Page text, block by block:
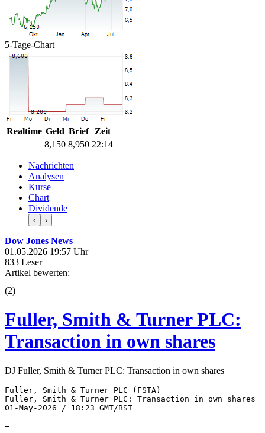
5-Tage-Chart
Realtime Geld Brief
Zeit
8,150 8,950 22:14
Nachrichten
Analysen
Kurse
Chart
Dividende
‹ ›
Dow Jones News
01.05.2026 19:57 Uhr
833 Leser
Artikel bewerten:
(2)
Fuller, Smith & Turner PLC:
Transaction in own shares
DJ Fuller, Smith & Turner PLC: Transaction in own shares
Fuller, Smith & Turner PLC (FSTA)
Fuller, Smith & Turner PLC: Transaction in own shares
01-May-2026 / 18:23 GMT/BST